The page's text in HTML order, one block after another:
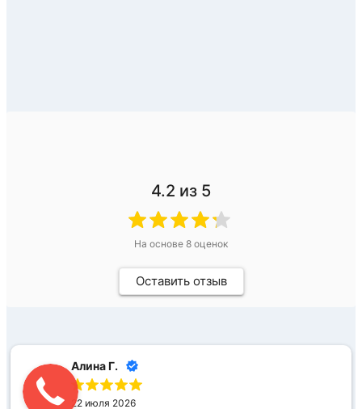
4.2 из 5
На основе 8 оценок
Оставить отзыв
Алина Г.
22 июля 2026